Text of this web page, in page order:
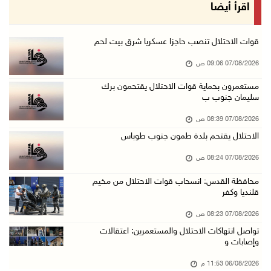
وزير الداخلية يبحث مع مكافحة المخدرات الدولي ...
رئيس بلدية الخليل يطلع وفدا أميركيا على تطورا ...
06/آب/2026 09:59 م
06/آب/2026 09:17 م
إصابة مسن بجروح ورضوض إثر اعتداء جيش الاحتلال ...
06/آب/2026 09:13 م
ورشة توصي بخطة عاجلة لاستعادة التعليم الوجاهي ...
الرئيس يستقبل مجلس بلدية رام الله ويشدد على د ...
06/آب/2026 08:36 م
جماهير شعبنا تشيع جثمان الشهيد علاء صبيح في ت ...
اقرأ أيضا
قوات الاحتلال تنصب حاجزا عسكريا شرق بيت لحم
07/08/2026 09:06 ص
مستعمرون بحماية قوات الاحتلال يقتحمون برك
سليمان جنوب ب
07/08/2026 08:39 ص
الاحتلال يقتحم بلدة طمون جنوب طوباس
07/08/2026 08:24 ص
محافظة القدس: انسحاب قوات الاحتلال من مخيم
قلنديا وكفر
07/08/2026 08:23 ص
تواصل انتهاكات الاحتلال والمستعمرين: اعتقالات
وإصابات و
06/08/2026 11:53 م